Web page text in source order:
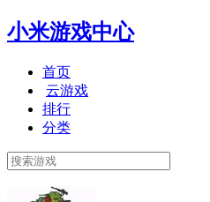
小米游戏中心
首页
云游戏
排行
分类